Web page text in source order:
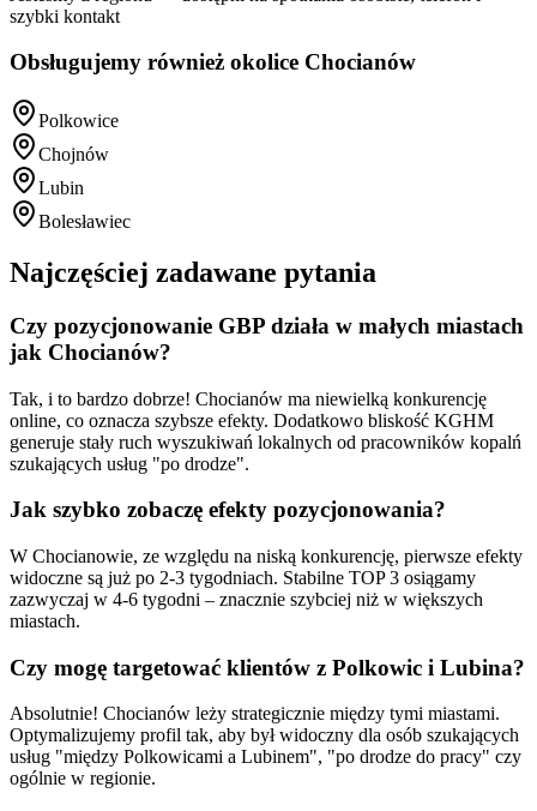
szybki kontakt
Obsługujemy również okolice Chocianów
Polkowice
Chojnów
Lubin
Bolesławiec
Najczęściej zadawane pytania
Czy pozycjonowanie GBP działa w małych miastach
jak Chocianów?
Tak, i to bardzo dobrze! Chocianów ma niewielką konkurencję
online, co oznacza szybsze efekty. Dodatkowo bliskość KGHM
generuje stały ruch wyszukiwań lokalnych od pracowników kopalń
szukających usług "po drodze".
Jak szybko zobaczę efekty pozycjonowania?
W Chocianowie, ze względu na niską konkurencję, pierwsze efekty
widoczne są już po 2-3 tygodniach. Stabilne TOP 3 osiągamy
zazwyczaj w 4-6 tygodni – znacznie szybciej niż w większych
miastach.
Czy mogę targetować klientów z Polkowic i Lubina?
Absolutnie! Chocianów leży strategicznie między tymi miastami.
Optymalizujemy profil tak, aby był widoczny dla osób szukających
usług "między Polkowicami a Lubinem", "po drodze do pracy" czy
ogólnie w regionie.